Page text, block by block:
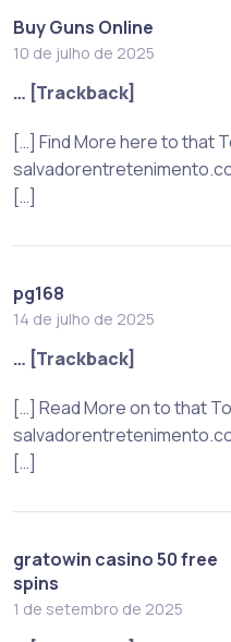
Buy Guns Online
10 de julho de 2025
… [Trackback]
[…] Find More here to that
[…]
pg168
14 de julho de 2025
… [Trackback]
[…] Read More on to that
[…]
gratowin casino 50 free
spins
1 de setembro de 2025